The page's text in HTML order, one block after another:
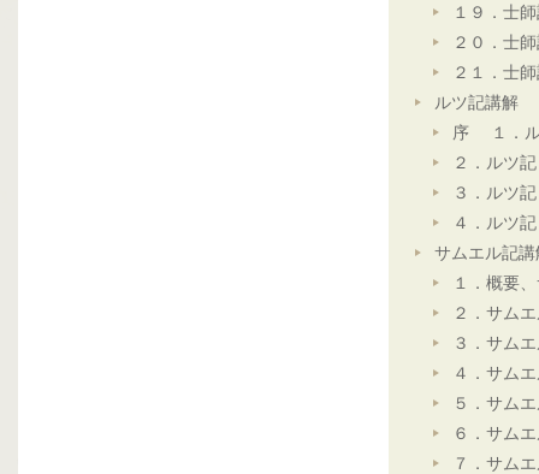
１９．士
２０．士
２１．士
ルツ記講解
序 １．ル
２．ルツ
３．ルツ
４．ルツ
サムエル記講
１．概要
２．サム
３．サム
４．サム
５．サム
６．サム
７．サム